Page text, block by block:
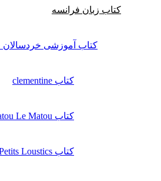
کتاب زبان فرانسه
کتاب آموزشی خردسالان
کتاب clementine
کتاب Tatou Le Matou
کتاب Les Petits Loustics